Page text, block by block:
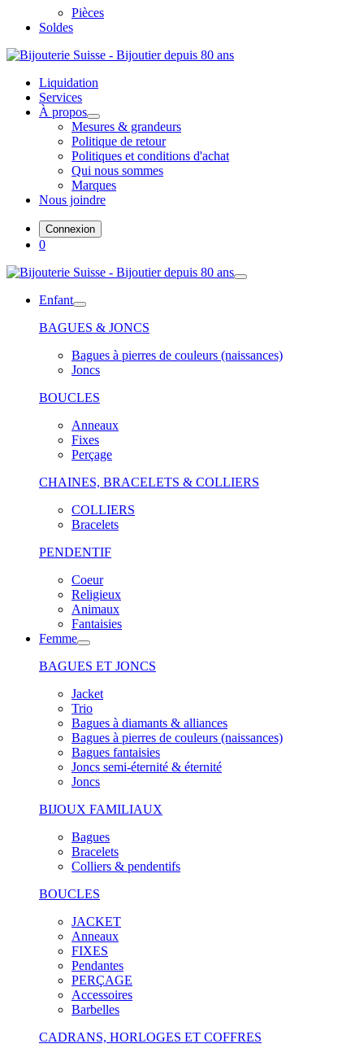
Pièces
Soldes
Liquidation
Services
À propos
Mesures & grandeurs
Politique de retour
Politiques et conditions d'achat
Qui nous sommes
Marques
Nous joindre
Connexion
0
Enfant
BAGUES & JONCS
Bagues à pierres de couleurs (naissances)
Joncs
BOUCLES
Anneaux
Fixes
Perçage
CHAINES, BRACELETS & COLLIERS
COLLIERS
Bracelets
PENDENTIF
Coeur
Religieux
Animaux
Fantaisies
Femme
BAGUES ET JONCS
Jacket
Trio
Bagues à diamants & alliances
Bagues à pierres de couleurs (naissances)
Bagues fantaisies
Joncs semi-éternité & éternité
Joncs
BIJOUX FAMILIAUX
Bagues
Bracelets
Colliers & pendentifs
BOUCLES
JACKET
Anneaux
FIXES
Pendantes
PERÇAGE
Accessoires
Barbelles
CADRANS, HORLOGES ET COFFRES